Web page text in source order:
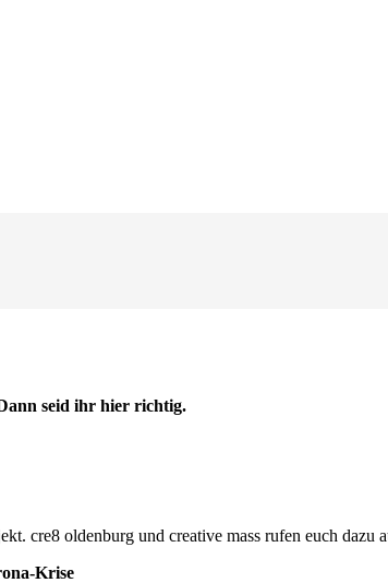
seid ihr hier richtig.
cre8 oldenburg und creative mass rufen euch dazu
Krise